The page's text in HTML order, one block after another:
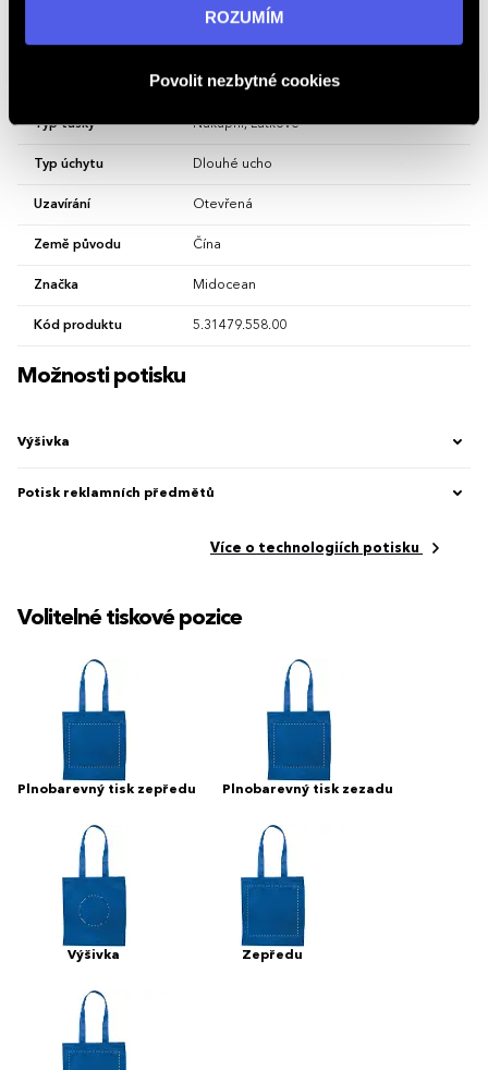
informací navštivte naši stránkuzásadách ochrany
ROZUMÍM
Povolit nezbytné cookies
Hlavní barva Královská Modř
bavlna
Typ tašky Nákupní, Látkové
Typ úchytu Dlouhé ucho
Uzavírání Otevřená
Země původu Čína
Značka Midocean
Kód produktu 5.31479.558.00
Možnosti potisku
Výšivka
Potisk reklamních předmětů
Více o technologiích potisku
Volitelné tiskové pozice
Plnobarevný tisk zepředu Plnobarevný tisk zezadu
Výšivka Zepředu